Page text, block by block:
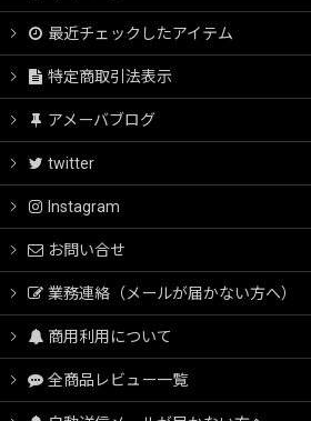
最近チェックしたアイテム
特定商取引法表示
アメーバブログ
twitter
Instagram
お問い合せ
業務連絡（メールが届かない方へ）
商用利用について
全商品レビュー一覧